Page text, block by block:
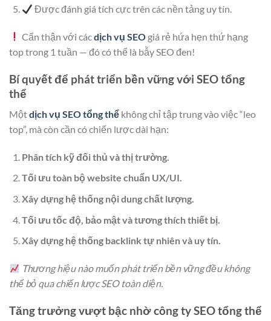
Được đánh giá tích cực trên các nền tảng uy tín.
Cẩn thận với cácdịch vụ SEO giá rẻ hứa hẹn thứ hạng
top trong 1 tuần — đó có thể là bẫy SEO đen!
Bí quyết để phát triển bền vững với SEO tổng
thể
Mộtdịch vụ SEO tổng thể không chỉ tập trung vào việc “leo
top”, mà còn cần có chiến lược dài hạn:
Phân tích kỹ đối thủ và thị trường.
Tối ưu toàn bộ website chuẩn UX/UI.
Xây dựng hệ thống nội dung chất lượng.
Tối ưu tốc độ, bảo mật và tương thích thiết bị.
Xây dựng hệ thống backlink tự nhiên và uy tín.
Thương hiệu nào muốn phát triển bền vững đều không
thể bỏ qua chiến lược SEO toàn diện.
Tăng trưởng vượt bậc nhờ công ty SEO tổng thể